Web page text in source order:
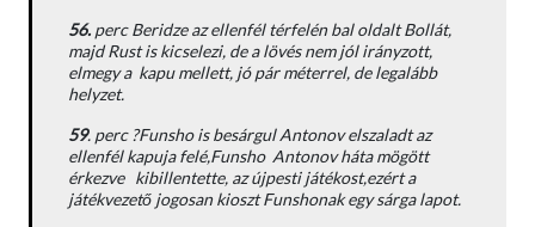
56.perc Beridze az ellenfél térfelén bal oldalt Bollát,
majd Rust is kicselezi, de a lövés nem jól irányzott,
elmegy a kapu mellett, jó pár méterrel, de legalább
helyzet.
59. perc ?Funsho is besárgul Antonov elszaladt az
ellenfél kapuja felé,Funsho Antonov háta mögött
érkezve kibillentette, az újpesti játékost,ezért a
játékvezető jogosan kioszt Funshonak egy sárga lapot.